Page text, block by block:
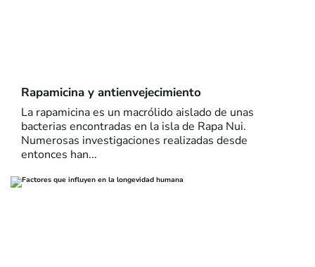
Rapamicina y antienvejecimiento
La rapamicina es un macrólido aislado de unas
bacterias encontradas en la isla de Rapa Nui.
Numerosas investigaciones realizadas desde
entonces han...